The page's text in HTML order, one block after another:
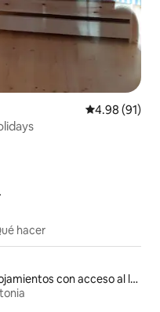
Calificación
4.98 (91)
hacer
Alojamientos con acceso al lago